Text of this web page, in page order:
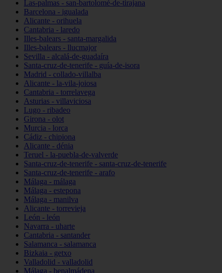
Las-palmas - san-bartolomé-de-tirajana
Barcelona - igualada
Alicante - orihuela
Cantabria - laredo
Illes-balears - santa-margalida
Illes-balears - llucmajor
Sevilla - alcalá-de-guadaíra
Santa-cruz-de-tenerife - guía-de-isora
Madrid - collado-villalba
Alicante - la-vila-joiosa
Cantabria - torrelavega
Asturias - villaviciosa
Lugo - ribadeo
Girona - olot
Murcia - lorca
Cádiz - chipiona
Alicante - dénia
Teruel - la-puebla-de-valverde
Santa-cruz-de-tenerife - santa-cruz-de-tenerife
Santa-cruz-de-tenerife - arafo
Málaga - málaga
Málaga - estepona
Málaga - manilva
Alicante - torrevieja
León - león
Navarra - uharte
Cantabria - santander
Salamanca - salamanca
Bizkaia - getxo
Valladolid - valladolid
Málaga - benalmádena